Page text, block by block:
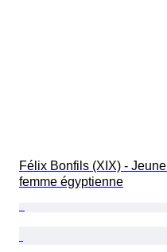
Félix Bonfils (XIX) - Jeune
femme égyptienne